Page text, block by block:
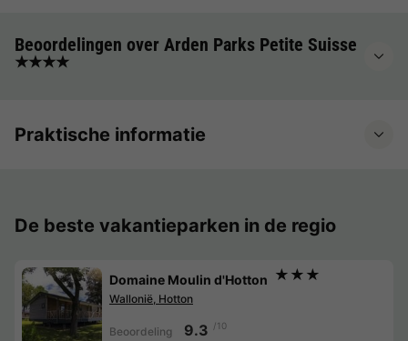
Beoordelingen over Arden Parks Petite Suisse
★★★★
Praktische informatie
De beste vakantieparken in de regio
Domaine Moulin d'Hotton ★★★
Wallonië, Hotton
Beoordeling 9.3 /10